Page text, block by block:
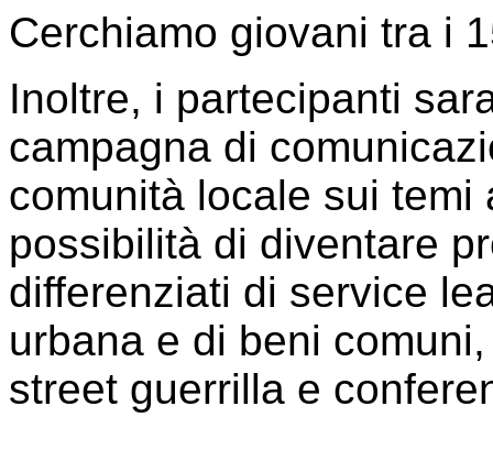
Cerchiamo giovani tra i
Inoltre, i partecipanti
campagna di
comunità locale sui
possibilità di diventare
differenziati di service
urbana e di beni
street guerrilla e